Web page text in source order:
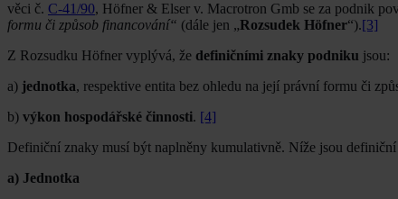
věci č. C-41/90, Höfner & Elser v. Macrotron Gmb se za podnik
formu či způsob financování“ (dále jen „Rozsudek Höfner“).[3]
Z Rozsudku Höfner vyplývá, že definičními znaky podniku jsou:
a) jednotka, respektive entita bez ohledu na její právní formu či
b) výkon hospodářské činnosti. [4]
Definiční znaky musí být naplněny kumulativně. Níže jsou
a) Jednotka